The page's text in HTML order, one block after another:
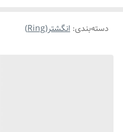
دسته‌بندی: انگشتر(Ring)